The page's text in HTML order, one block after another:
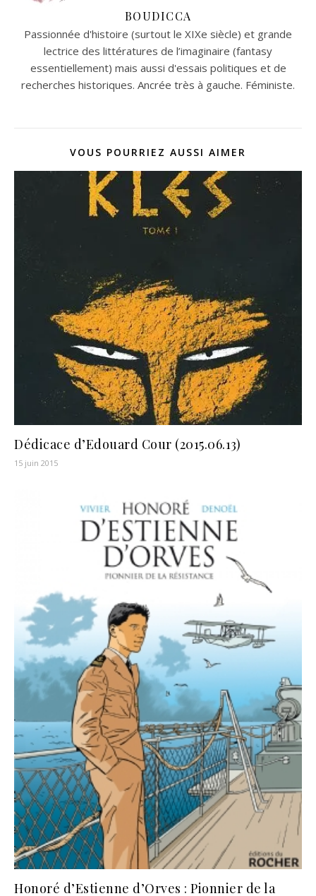
BOUDICCA
Passionnée d'histoire (surtout le XIXe siècle) et grande
lectrice des littératures de l’imaginaire (fantasy
essentiellement) mais aussi d'essais politiques et de
recherches historiques. Ancrée très à gauche. Féministe.
VOUS POURRIEZ AUSSI AIMER
Dédicace d’Edouard Cour (2015.06.13)
15 juin 2015
Honoré d’Estienne d’Orves : Pionnier de la